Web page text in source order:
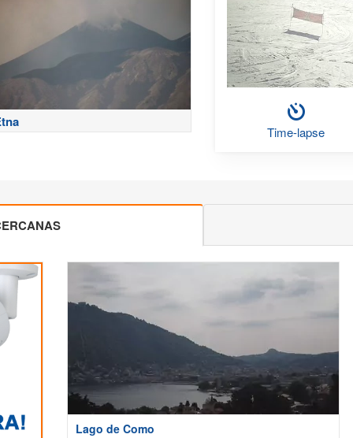
Time-lapse
Lago de Como